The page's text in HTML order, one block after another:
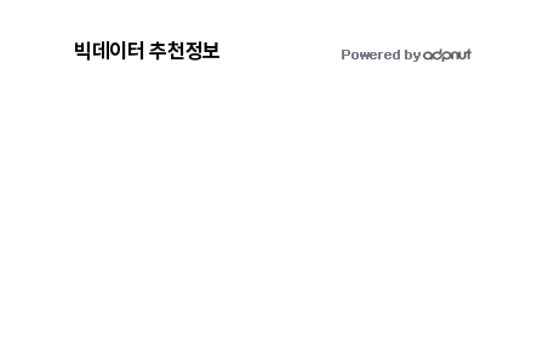
빅데이터 추천정보